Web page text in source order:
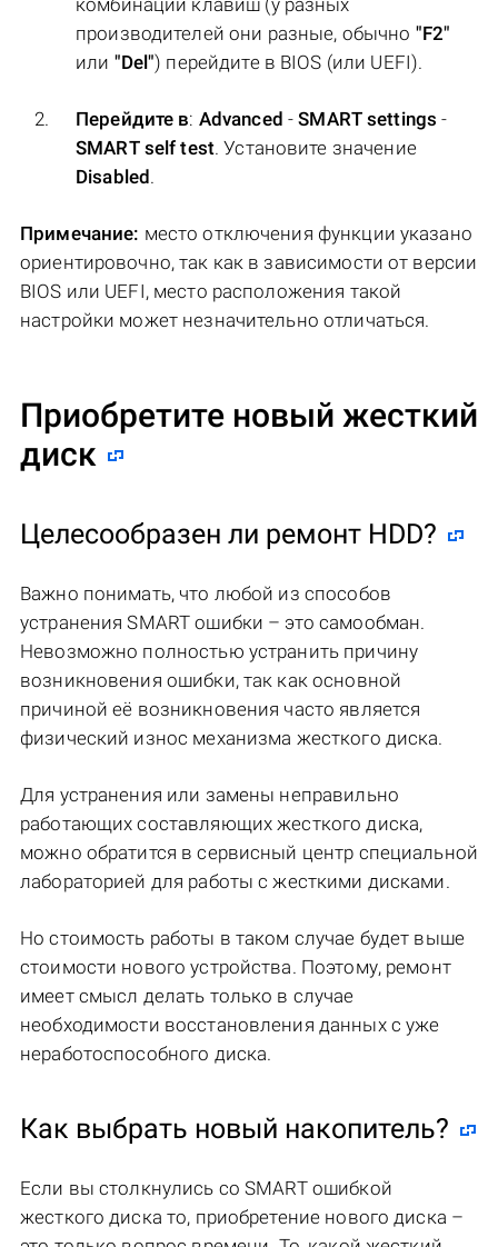
комбинации клавиш (у разных
производителей они разные, обычно "F2"
или "Del") перейдите в BIOS (или UEFI).
Перейдите в: Аdvanced -SMART settings -
SMART self test. Установите значение
Disabled.
Примечание: место отключения функции указано
ориентировочно, так как в зависимости от версии
BIOS или UEFI, место расположения такой
настройки может незначительно отличаться.
Приобретите новый жесткий
диск
Целесообразен ли ремонт HDD?
Важно понимать, что любой из способов
устранения SMART ошибки – это самообман.
Невозможно полностью устранить причину
возникновения ошибки, так как основной
причиной её возникновения часто является
физический износ механизма жесткого диска.
Для устранения или замены неправильно
работающих составляющих жесткого диска,
можно обратится в сервисный центр специальной
лабораторией для работы с жесткими дисками.
Но стоимость работы в таком случае будет выше
стоимости нового устройства. Поэтому, ремонт
имеет смысл делать только в случае
необходимости восстановления данных с уже
неработоспособного диска.
Как выбрать новый накопитель?
Если вы столкнулись со SMART ошибкой
жесткого диска то, приобретение нового диска –